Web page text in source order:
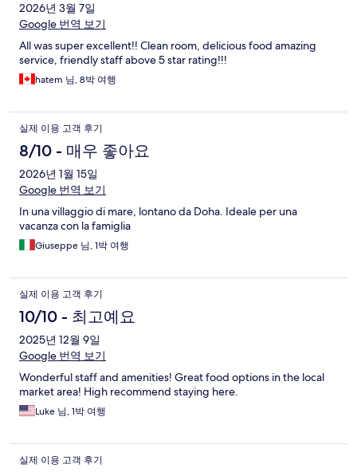
2026년 3월 7일
Google 번역 보기
All was super excellent!! Clean room, delicious food amazing
service, friendly staff above 5 star rating!!!
hatem 님, 8박 여행
실제 이용 고객 후기
8/10 - 매우 좋아요
2026년 1월 15일
Google 번역 보기
In una villaggio di mare, lontano da Doha. Ideale per una
vacanza con la famiglia
Giuseppe 님, 1박 여행
실제 이용 고객 후기
10/10 - 최고예요
2025년 12월 9일
Google 번역 보기
Wonderful staff and amenities! Great food options in the local
market area! High recommend staying here.
Luke 님, 1박 여행
실제 이용 고객 후기